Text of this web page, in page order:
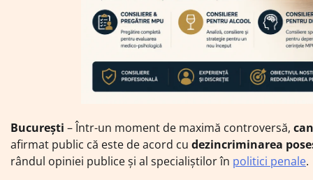
București – Într-un moment de maximă controversă,
afirmat public că este de acord cu dezincriminarea
rândul opiniei publice și al specialiștilor în politici penale.